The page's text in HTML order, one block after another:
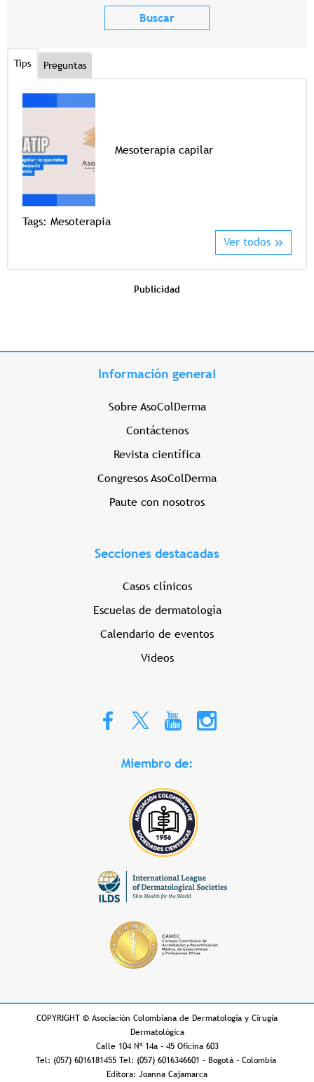
Tips Preguntas
Mesoterapia capilar
Tags: Mesoterapia
Ver todos
Publicidad
Información general
Sobre AsoColDerma
Contáctenos
Revista científica
Congresos AsoColDerma
Paute con nosotros
Secciones destacadas
Casos clínicos
Escuelas de dermatología
Calendario de eventos
Videos
Miembro de:
COPYRIGHT © Asociación Colombiana de Dermatología y Cirugía
Dermatológica
Calle 104 Nº 14a - 45 Oficina 603
Tel: (057) 6016181455 Tel: (057) 6016346601 - Bogotá - Colombia
Editora: Joanna Cajamarca